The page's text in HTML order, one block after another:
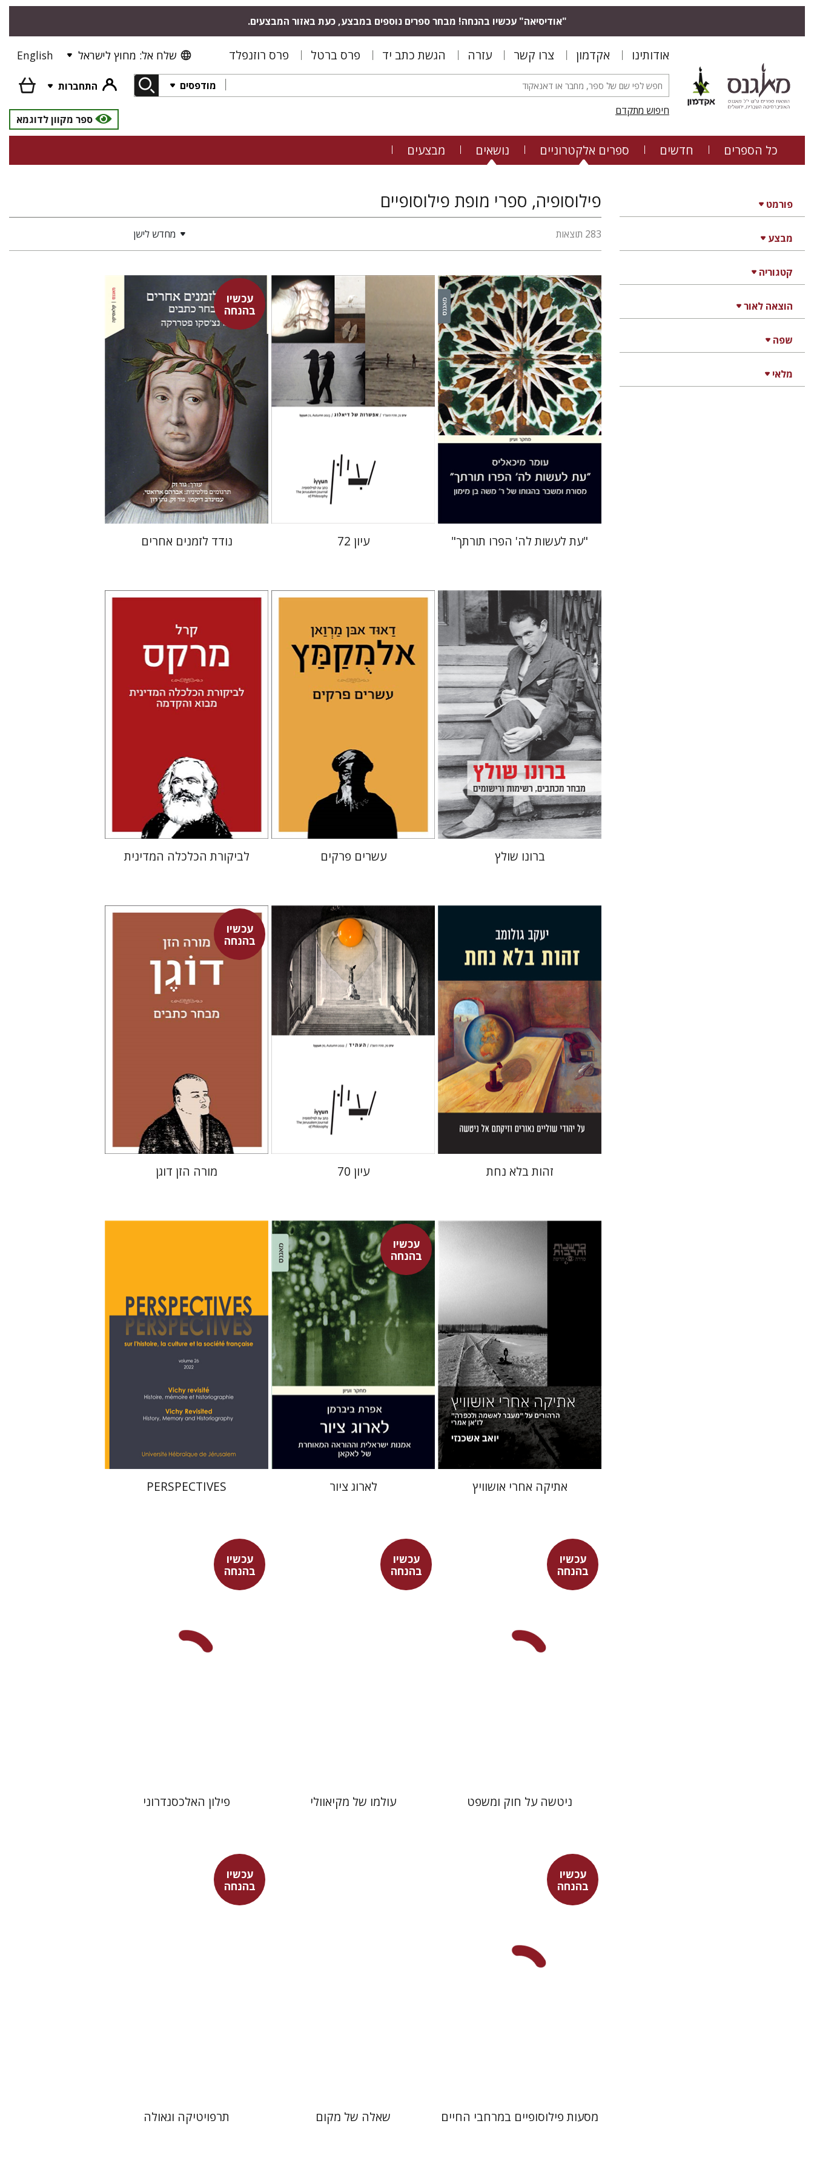
"אודיסיאה" עכשיו בהנחה! מבחר ספרים נוספים במבצע, כעת באזור המבצעים.
אודותינו אקדמון צרו קשר עזרה הגשת כתב יד פרס ברטל פרס רוזנפלד שלח אל: מחוץ לישראל English
מודפסים
התחברות
חיפוש מתקדם
ספר מקוון לדוגמא
כל הספרים חדשים ספרים אלקטרוניים נושאים מבצעים
פורמט
מבצע
קטגוריה
הוצאה לאור
שפה
מלאי
פילוסופיה, ספרי מופת פילוסופיים
283 תוצאות מחדש לישן
עומר מיכאליס
הנחת אתר ספר מודפס
$42
$38
"עת לעשות לה' הפרו תורתך"
הנחת אתר ספר מודפס
$31
$28
עיון 72
עכשיו
בהנחהפרנצ'סקו פטררקה
גור זק
עמינדב דיקמן
נתן רון
גור זק
אברהם ארואטי
עכשיו בהנחה
$42
$31
נודד לזמנים אחרים
ברונו שולץ
יעקב גולומב
מרים בורנשטיין
הנחת אתר ספר מודפס
$35
$32
ברונו שולץ
שרה סטרומזה
הנחת אתר ספר מודפס
$42
$38
עשרים פרקים
טל מאיר גלעדי
הנחת אתר ספר מודפס
$27
$24
לביקורת הכלכלה המדינית
יעקב גולומב
הנחת אתר ספר מודפס
$42
$38
זהות בלא נחת
חגי כנען
הנחת אתר ספר מודפס
$31
$28
עיון 70
עכשיו
בהנחה
איהי דוגן
איתן בולוקן
עכשיו בהנחה
$35
$26
מורה הזן דוגן
הנחת אתר ספר מודפס
$21
$19
אתיקה אחרי אושוויץ
עכשיו
בהנחה
אפרת ביברמן
עכשיו בהנחה
$35
$26
לארוג ציור
הנחת אתר ספר מודפס
PERSPECTIVES
עכשיו
בהנחה
חנינה בן מנחם
ניטשה על חוק ומשפט
עכשיו
בהנחה
הלי זמורה
עולמו של מקיאוולי
עכשיו
בהנחהמארן ר' ניהוף
רון אגמון
פילון האלכסנדרוני
עכשיו
בהנחה
אלי אילון
מסעות פילוסופיים במרחבי החיים שאלה של מקום
עכשיו
בהנחהגלעד שרביט
תרפויטיקה וגאולה